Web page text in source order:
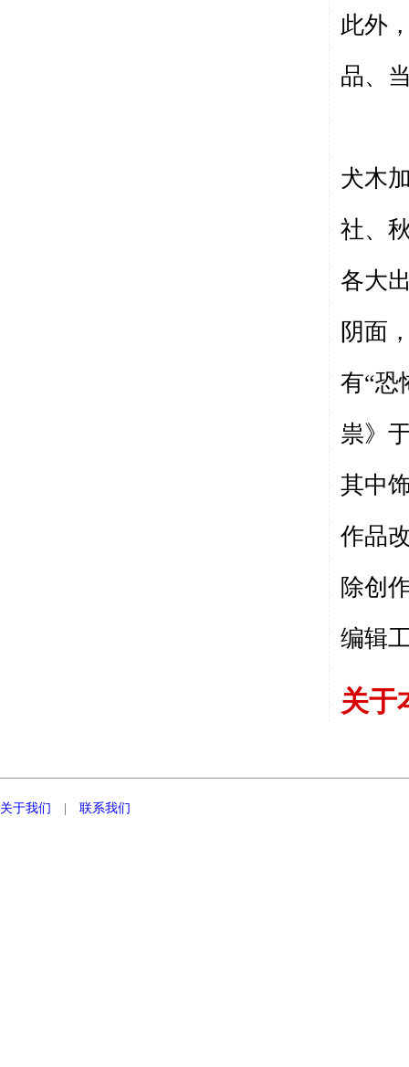
此外
品、
犬木
社、
各大
阴面
有“恐
祟》
其中
作品
除创
编辑
关于
关于我们 联系我们